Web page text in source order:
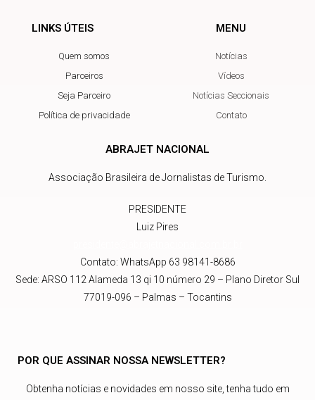
LINKS ÚTEIS
Quem somos
Parceiros
Seja Parceiro
Política de privacidade
MENU
Notícias
Vídeos
Notícias Seccionais
Contato
ABRAJET NACIONAL
Associação Brasileira de Jornalistas de Turismo.
PRESIDENTE
Luiz Pires
Contato: WhatsApp 63 98141-8686
Sede: ARSO 112 Alameda 13 qi 10 número 29 – Plano Diretor Sul
77019-096 – Palmas – Tocantins
POR QUE ASSINAR NOSSA NEWSLETTER?
Obtenha notícias e novidades em nosso site, tenha tudo em